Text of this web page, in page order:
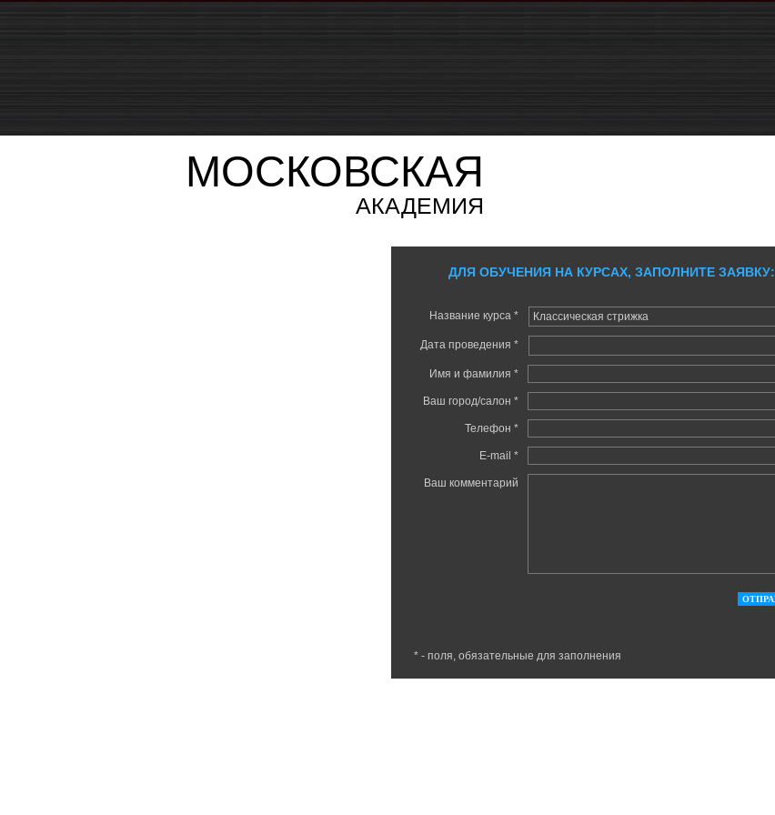
МОСКОВСКАЯ
АКАДЕМИЯ
ДЛЯ ОБУЧЕНИЯ НА КУРСАХ, ЗАПОЛНИТЕ ЗАЯВКУ:
Название курса *
Дата проведения *
Имя и фамилия *
Ваш город/салон *
Телефон *
E-mail *
Ваш комментарий
* - поля, обязательные для заполнения